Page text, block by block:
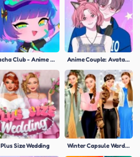
Gacha Club - Anime Character Creator Anime Couple: Avatar Maker
Plus Size Wedding Winter Capsule Wardrobe Tips